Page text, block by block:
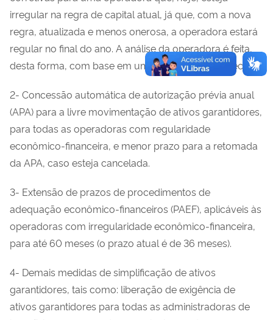
irregular na regra de capital atual, já que, com a nova
regra, atualizada e menos onerosa, a operadora estará
regular no final do ano. A análise da operadora é feita,
desta forma, com base em uma estimativa prospectiva.
2- Concessão automática de autorização prévia anual
(APA) para a livre movimentação de ativos garantidores,
para todas as operadoras com regularidade
econômico-financeira, e menor prazo para a retomada
da APA, caso esteja cancelada.
3- Extensão de prazos de procedimentos de
adequação econômico-financeiros (PAEF), aplicáveis às
operadoras com irregularidade econômico-financeira,
para até 60 meses (o prazo atual é de 36 meses).
4- Demais medidas de simplificação de ativos
garantidores, tais como: liberação de exigência de
ativos garantidores para todas as administradoras de